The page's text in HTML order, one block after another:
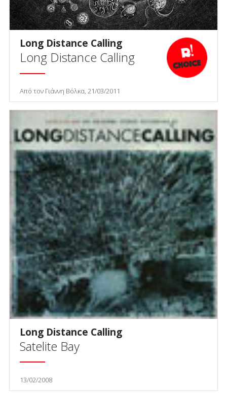
Long Distance Calling
Long Distance Calling
Από τον Γιάννη Βόλκα, 21/03/2011
Long Distance Calling
Satelite Bay
13/02/2008